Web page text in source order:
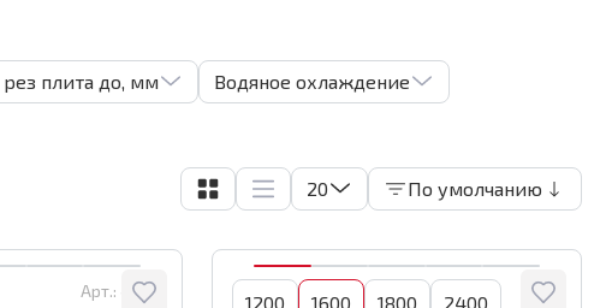
плита до, мм
Водяное охлаждение
20 По умолчанию
Арт.: 4449
1200 1600 1800 2400